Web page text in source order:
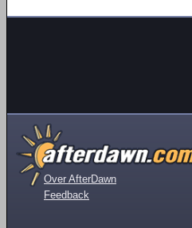
Over AfterDawn
Feedback